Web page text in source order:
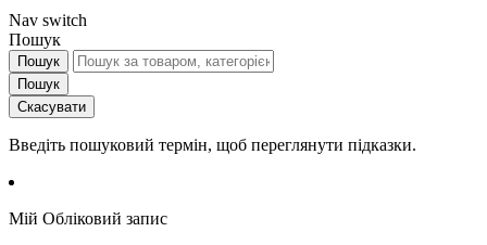
Nav switch
Пошук
Пошук
Пошук
Скасувати
Введіть пошуковий термін, щоб переглянути підказки.
Мій Обліковий запис